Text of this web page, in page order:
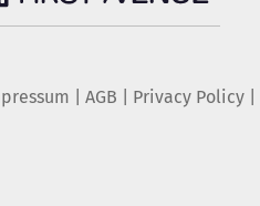
AGB Privacy Policy|